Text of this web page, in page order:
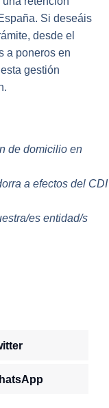
Si deseáis
desde el
a poneros en
gestión
de domicilio en
a efectos del CDI
es entidad/s